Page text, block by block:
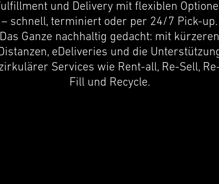
und Deliv­ery mit flexi­blen
– schnell, terminiert oder per 24/7 Pick-up.
Das Ganze nachhaltig gedacht: mit kürzeren
eDeliv­er­ies und die
Services wie Rent-all, Re-Sell,
Fill und Recycle.